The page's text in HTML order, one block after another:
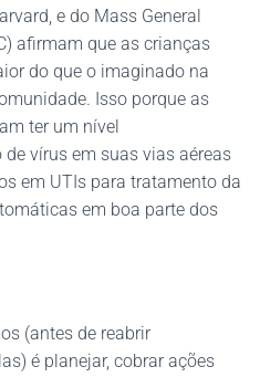
e do Mass General
afirmam que as crianças
do que o imaginado na
Isso porque as
ter um nível
vírus em suas vias aéreas
em UTIs para tratamento da
em boa parte dos
(antes de reabrir
é planejar, cobrar ações